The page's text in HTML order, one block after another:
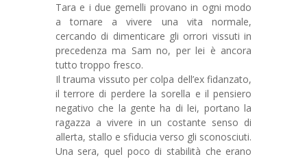
Tara e i due gemelli provano in ogni modo
a tornare a vivere una vita normale,
cercando di dimenticare gli orrori vissuti in
precedenza ma Sam no, per lei è ancora
tutto troppo fresco.
Il trauma vissuto per colpa dell’ex fidanzato,
il terrore di perdere la sorella e il pensiero
negativo che la gente ha di lei, portano la
ragazza a vivere in un costante senso di
allerta, stallo e sfiducia verso gli sconosciuti.
Una sera, quel poco di stabilità che erano